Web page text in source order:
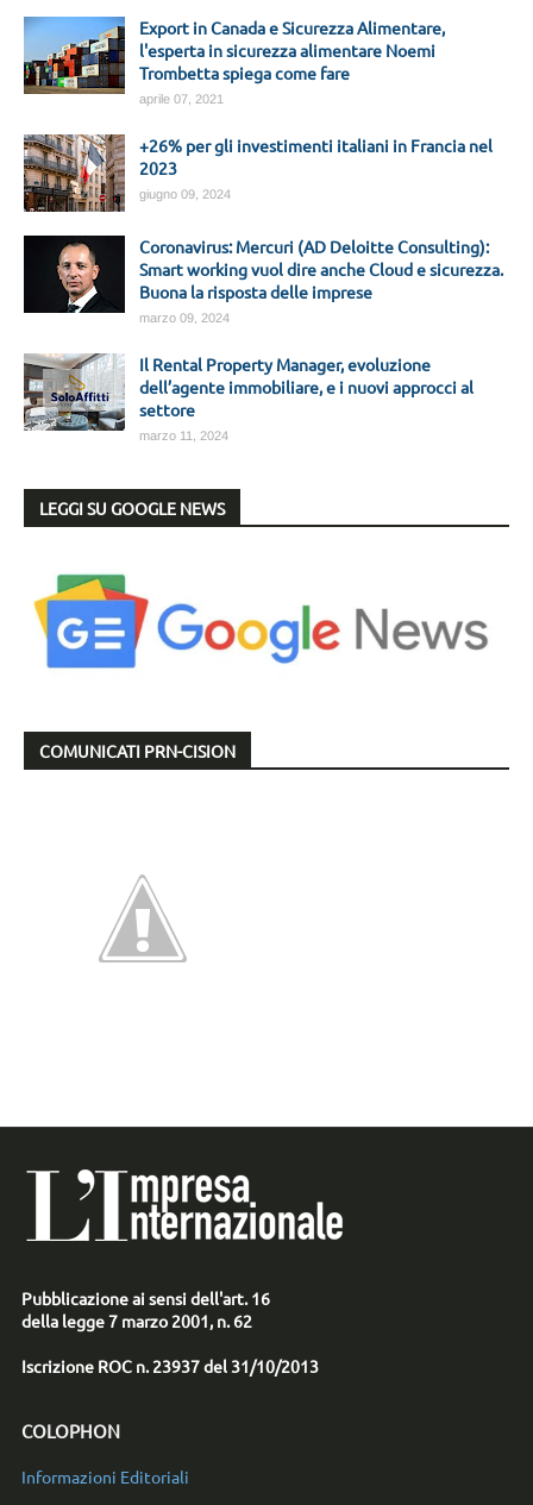
Export in Canada e Sicurezza Alimentare,
l'esperta in sicurezza alimentare Noemi
Trombetta spiega come fare
aprile 07, 2021
+26% per gli investimenti italiani in Francia nel
2023
giugno 09, 2024
Coronavirus: Mercuri (AD Deloitte Consulting):
Smart working vuol dire anche Cloud e sicurezza.
Buona la risposta delle imprese
marzo 09, 2024
Il Rental Property Manager, evoluzione
dell’agente immobiliare, e i nuovi approcci al
settore
marzo 11, 2024
LEGGI SU GOOGLE NEWS
COMUNICATI PRN-CISION
Pubblicazione ai sensi dell'art. 16
della legge 7 marzo 2001, n. 62
Iscrizione ROC n. 23937 del 31/10/2013
COLOPHON
Informazioni Editoriali